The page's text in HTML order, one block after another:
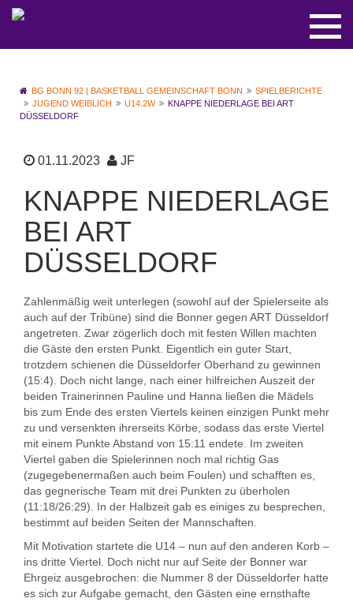
BG BONN 92 | BASKETBALL GEMEINSCHAFT BONN
SPIELBERICHTE
JUGEND WEIBLICH
U14.2W
KNAPPE NIEDERLAGE BEI ART
DÜSSELDORF
01.11.2023 JF
KNAPPE NIEDERLAGE
BEI ART
DÜSSELDORF
Zahlenmäßig weit unterlegen (sowohl auf der Spielerseite als
auch auf der Tribüne) sind die Bonner gegen ART Düsseldorf
angetreten. Zwar zögerlich doch mit festen Willen machten
die Gäste den ersten Punkt. Eigentlich ein guter Start,
trotzdem schienen die Düsseldorfer Oberhand zu gewinnen
(15:4). Doch nicht lange, nach einer hilfreichen Auszeit der
beiden Trainerinnen Pauline und Hanna ließen die Mädels
bis zum Ende des ersten Viertels keinen einzigen Punkt mehr
zu und versenkten ihrerseits Körbe, sodass das erste Viertel
mit einem Punkte Abstand von 15:11 endete. Im zweiten
Viertel gaben die Spielerinnen noch mal richtig Gas
(zugegebenermaßen auch beim Foulen) und schafften es,
das gegnerische Team mit drei Punkten zu überholen
(11:18/26:29). In der Halbzeit gab es einiges zu besprechen,
bestimmt auf beiden Seiten der Mannschaften.
Mit Motivation startete die U14 – nun auf den anderen Korb –
ins dritte Viertel. Doch nicht nur auf Seite der Bonner war
Ehrgeiz ausgebrochen: die Nummer 8 der Düsseldorfer hatte
es sich zur Aufgabe gemacht, den Gästen eine ernsthafte